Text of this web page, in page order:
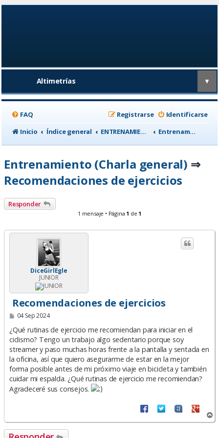
Altimetrías ▼
FAQ Identificarse
Registrarse
Inicio
Índice general ENTRENAMIENTO, medicina deportiva y nutrición Entrenamiento (Charla general)
Entrenamiento (Charla general) ⇒
Recomendaciones de ejercicios
Responder
1 mensaje • Página 1 de 1
DiceGirlEgle
JUNIOR
Recomendaciones de ejercicios
M
n
s
a
j
e
04 Sep 2024
¿Qué rutinas de ejercicio me recomiendan para iniciar en el
ciclismo? Tengo un trabajo algo sedentario porque soy
streamer y paso muchas horas frente a la pantalla y sentada en
la oficina, así que quiero asegurarme de estar en la mejor
forma posible antes de mi próximo viaje en bicicleta y también
cuidar mi espalda. ¿Qué rutinas de ejercicio me recomiendan?
Agradeceré sus consejos.
r